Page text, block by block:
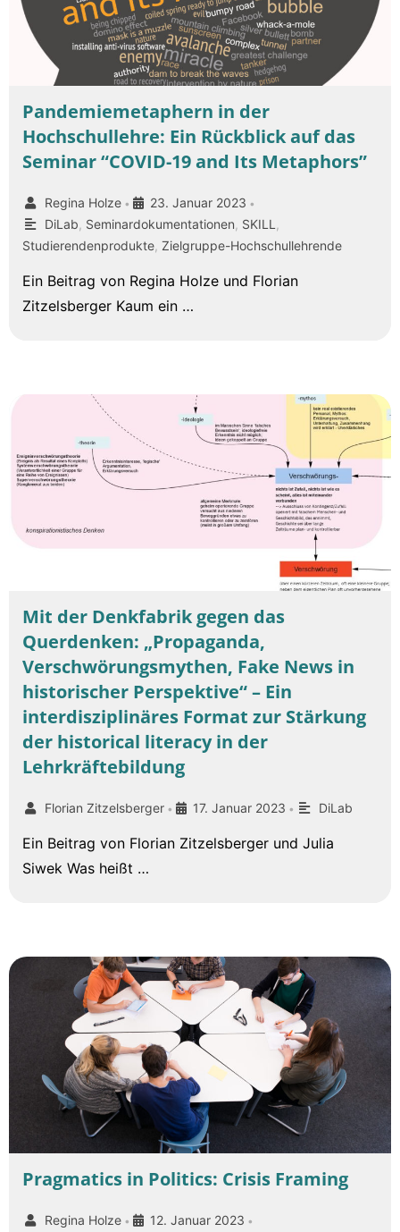
Pandemiemetaphern in der
Hochschullehre: Ein Rückblick auf das
Seminar “COVID-19 and Its Metaphors”
Regina Holze • 23. Januar 2023 •
DiLab Seminardokumentationen SKILL
Studierendenprodukte Zielgruppe-Hochschullehrende
Ein Beitrag von Regina Holze und Florian
Zitzelsberger Kaum ein …
Mit der Denkfabrik gegen das
Querdenken: „Propaganda,
Verschwörungsmythen, Fake News in
historischer Perspektive“ – Ein
interdisziplinäres Format zur Stärkung
der historical literacy in der
Lehrkräftebildung
Florian Zitzelsberger • 17. Januar 2023 • DiLab
Ein Beitrag von Florian Zitzelsberger und Julia
Siwek Was heißt …
Pragmatics in Politics: Crisis Framing
Regina Holze • 12. Januar 2023 •